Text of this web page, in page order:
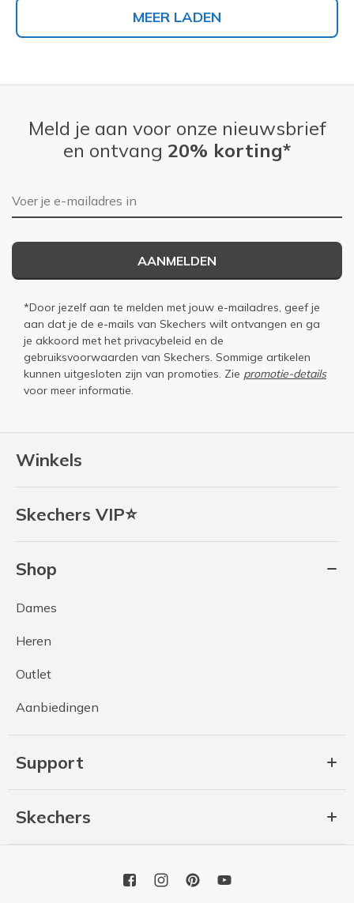
MEER LADEN
Winkels
Skechers VIP⭐
Shop
Dames
Heren
Outlet
Aanbiedingen
Support
Skechers
Meld je aan voor onze nieuwsbrief
en ontvang 20% korting*
E-mailadres
AANMELDEN
*Door jezelf aan te melden met jouw e-mailadres, geef je
aan dat je de e-mails van Skechers wilt ontvangen en ga
je akkoord met het privacybeleid en de
gebruiksvoorwaarden van Skechers. Sommige artikelen
kunnen uitgesloten zijn van promoties. Zie promotie-details
voor meer informatie.